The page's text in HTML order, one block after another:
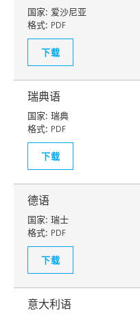
国家: 爱沙尼亚
格式: PDF
下载
瑞典语
国家: 瑞典
格式: PDF
下载
德语
国家: 瑞士
格式: PDF
下载
意大利语